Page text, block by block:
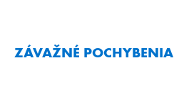
ZÁVAŽNÉ POCHYBENIA